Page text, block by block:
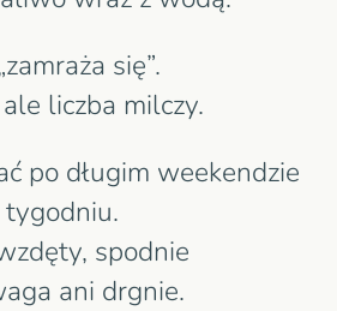
się”.
liczba milczy.
po długim weekendzie
spodnie
ani drgnie.